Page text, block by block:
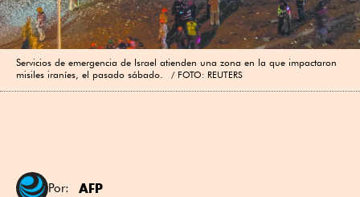
Servicios de emergencia de Israel atienden una zona en la que impactaron
misiles iraníes, el pasado sábado.
FOTO: REUTERS
Por: AFP